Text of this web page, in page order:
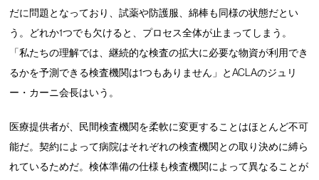
だに問題となっており、試薬や防護服、綿棒も同様の状態だとい
う。どれか1つでも欠けると、プロセス全体が止まってしまう。
「私たちの理解では、継続的な検査の拡大に必要な物資が利用でき
るかを予測できる検査機関は1つもありません」とACLAのジュリ
ー・カーニ会長はいう。
医療提供者が、民間検査機関を柔軟に変更することはほとんど不可
能だ。契約によって病院はそれぞれの検査機関との取り決めに縛ら
れているためだ。検体準備の仕様も検査機関によって異なることが